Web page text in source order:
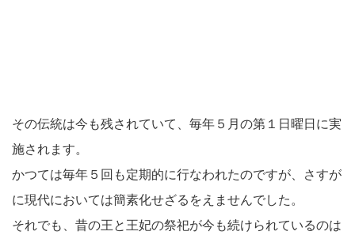
その伝統は今も残されていて、毎年５月の第１日曜日に実
施されます。
かつては毎年５回も定期的に行なわれたのですが、さすが
に現代においては簡素化せざるをえませんでした。
それでも、昔の王と王妃の祭祀が今も続けられているのは